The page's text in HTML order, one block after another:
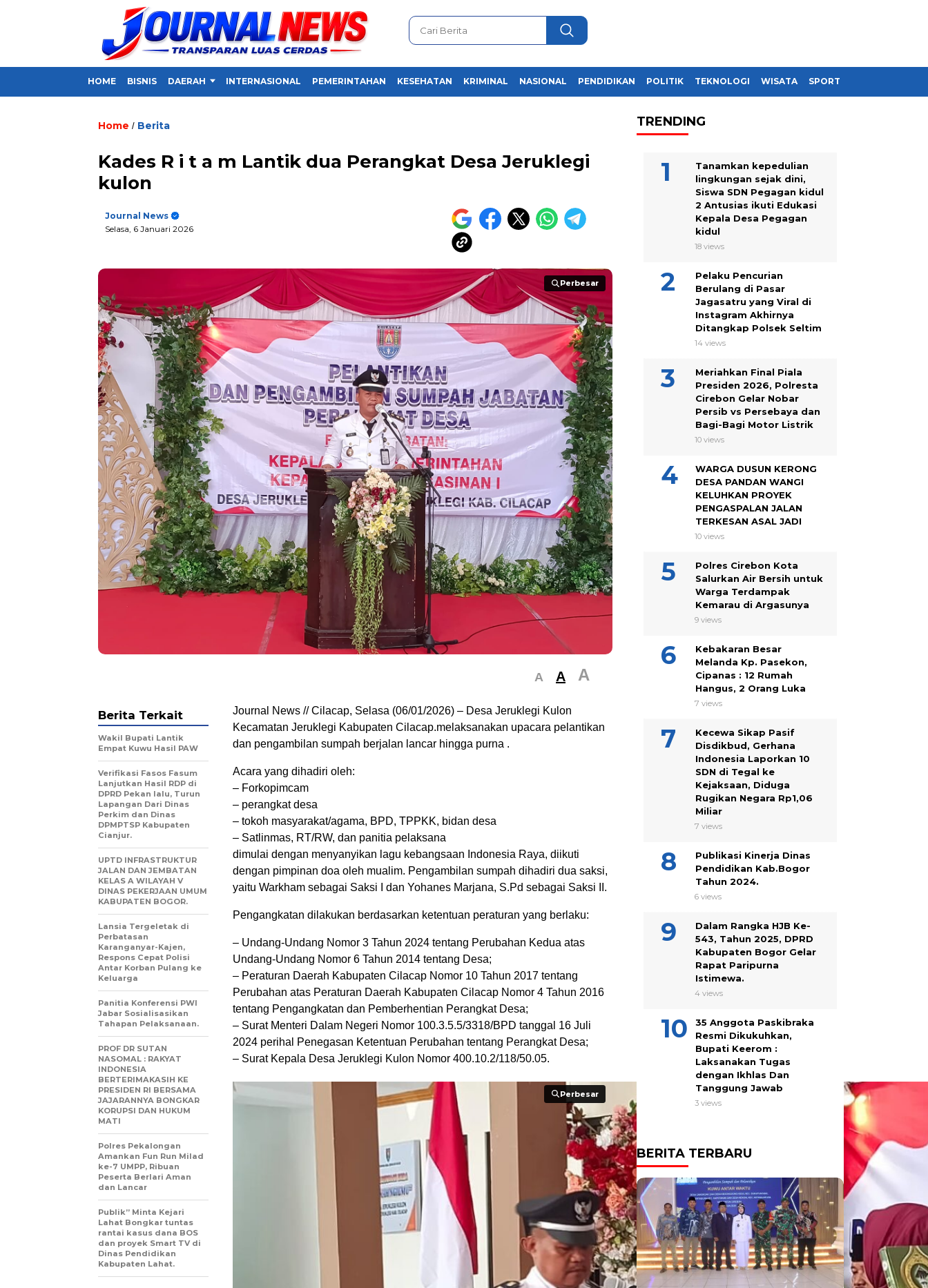
HOME BISNIS DAERAH INTERNASIONAL PEMERINTAHAN KESEHATAN KRIMINAL NASIONAL PENDIDIKAN POLITIK TEKNOLOGI WISATA SPORT
Home / Berita
Kades R i t a m Lantik dua Perangkat Desa Jeruklegi
kulon
Journal News
Selasa, 6 Januari 2026
Perbesar
Perbesar
A A A
Journal News // Cilacap, Selasa (06/01/2026) – Desa Jeruklegi Kulon
Kecamatan Jeruklegi Kabupaten Cilacap.melaksanakan upacara pelantikan
dan pengambilan sumpah berjalan lancar hingga purna .
Acara yang dihadiri oleh:
– Forkopimcam
– perangkat desa
– tokoh masyarakat/agama, BPD, TPPKK, bidan desa
– Satlinmas, RT/RW, dan panitia pelaksana
dimulai dengan menyanyikan lagu kebangsaan Indonesia Raya, diikuti
dengan pimpinan doa oleh mualim. Pengambilan sumpah dihadiri dua saksi,
yaitu Warkham sebagai Saksi I dan Yohanes Marjana, S.Pd sebagai Saksi II.
Pengangkatan dilakukan berdasarkan ketentuan peraturan yang berlaku:
– Undang-Undang Nomor 3 Tahun 2024 tentang Perubahan Kedua atas
Undang-Undang Nomor 6 Tahun 2014 tentang Desa;
– Peraturan Daerah Kabupaten Cilacap Nomor 10 Tahun 2017 tentang
Perubahan atas Peraturan Daerah Kabupaten Cilacap Nomor 4 Tahun 2016
tentang Pengangkatan dan Pemberhentian Perangkat Desa;
– Surat Menteri Dalam Negeri Nomor 100.3.5.5/3318/BPD tanggal 16 Juli
2024 perihal Penegasan Ketentuan Perubahan tentang Perangkat Desa;
– Surat Kepala Desa Jeruklegi Kulon Nomor 400.10.2/118/50.05.
Perbesar
Perbesar
Berita Terkait
Wakil Bupati Lantik
Empat Kuwu Hasil PAW
Verifikasi Fasos Fasum
Lanjutkan Hasil RDP di
DPRD Pekan lalu, Turun
Lapangan Dari Dinas
Perkim dan Dinas
DPMPTSP Kabupaten
Cianjur.
UPTD INFRASTRUKTUR
JALAN DAN JEMBATAN
KELAS A WILAYAH V
DINAS PEKERJAAN UMUM
KABUPATEN BOGOR.
Lansia Tergeletak di
Perbatasan
Karanganyar-Kajen,
Respons Cepat Polisi
Antar Korban Pulang ke
Keluarga
Panitia Konferensi PWI
Jabar Sosialisasikan
Tahapan Pelaksanaan.
PROF DR SUTAN
NASOMAL : RAKYAT
INDONESIA
BERTERIMAKASIH KE
PRESIDEN RI BERSAMA
JAJARANNYA BONGKAR
KORUPSI DAN HUKUM
MATI
Polres Pekalongan
Amankan Fun Run Milad
ke-7 UMPP, Ribuan
Peserta Berlari Aman
dan Lancar
Publik” Minta Kejari
Lahat Bongkar tuntas
rantai kasus dana BOS
dan proyek Smart TV di
Dinas Pendidikan
Kabupaten Lahat.
TRENDING
Tanamkan kepedulian
lingkungan sejak dini,
Siswa SDN Pegagan kidul
2 Antusias ikuti Edukasi
Kepala Desa Pegagan
kidul
18 views
Pelaku Pencurian
Berulang di Pasar
Jagasatru yang Viral di
Instagram Akhirnya
Ditangkap Polsek Seltim
14 views
Meriahkan Final Piala
Presiden 2026, Polresta
Cirebon Gelar Nobar
Persib vs Persebaya dan
Bagi-Bagi Motor Listrik
10 views
WARGA DUSUN KERONG
DESA PANDAN WANGI
KELUHKAN PROYEK
PENGASPALAN JALAN
TERKESAN ASAL JADI
10 views
Polres Cirebon Kota
Salurkan Air Bersih untuk
Warga Terdampak
Kemarau di Argasunya
9 views
Kebakaran Besar
Melanda Kp. Pasekon,
Cipanas : 12 Rumah
Hangus, 2 Orang Luka
7 views
Kecewa Sikap Pasif
Disdikbud, Gerhana
Indonesia Laporkan 10
SDN di Tegal ke
Kejaksaan, Diduga
Rugikan Negara Rp1,06
Miliar
7 views
Publikasi Kinerja Dinas
Pendidikan Kab.Bogor
Tahun 2024.
6 views
Dalam Rangka HJB Ke-
543, Tahun 2025, DPRD
Kabupaten Bogor Gelar
Rapat Paripurna
Istimewa.
4 views
35 Anggota Paskibraka
Resmi Dikukuhkan,
Bupati Keerom :
Laksanakan Tugas
dengan Ikhlas Dan
Tanggung Jawab
3 views
BERITA TERBARU